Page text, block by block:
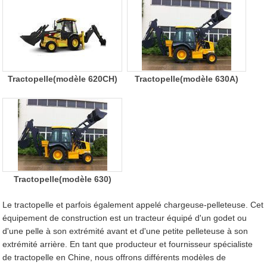
Tractopelle(modèle 620CH) Tractopelle(modèle 630A)
Tractopelle(modèle 630)
Le tractopelle et parfois également appelé chargeuse-pelleteuse. Cet
équipement de construction est un tracteur équipé d'un godet ou
d'une pelle à son extrémité avant et d'une petite pelleteuse à son
extrémité arrière. En tant que producteur et fournisseur spécialiste
de tractopelle en Chine, nous offrons différents modèles de